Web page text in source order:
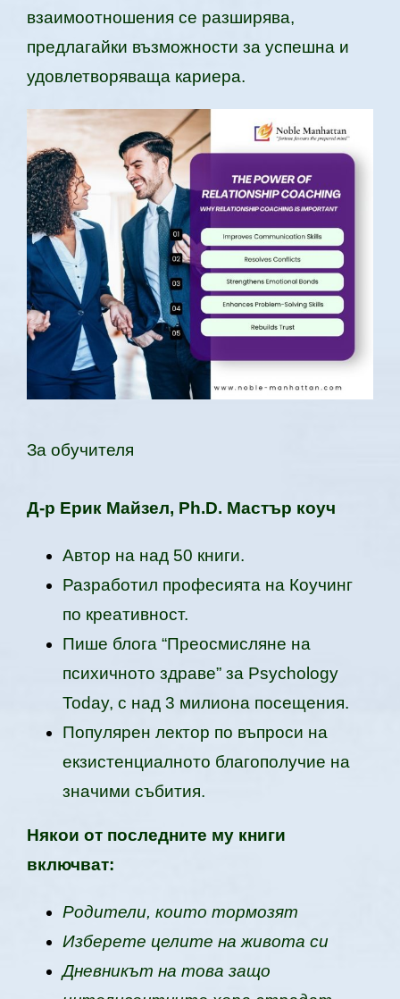
взаимоотношения се разширява,
предлагайки възможности за успешна и
удовлетворяваща кариера.
За обучителя
Д-р Ерик Мaйзeл, Ph.D. Мастър коуч
Автор на над 50 книги.
Разработил професията на Коучинг
по креативност.
Пише блога “Преосмисляне на
психичното здраве” за Psychology
Today, с над 3 милиона посещения.
Популярен лектор по въпроси на
екзистенциалното благополучие на
значими събития.
Някои от последните му книги
включват:
Родители, които тормозят
Изберете целите на живота си
Дневникът на това защо